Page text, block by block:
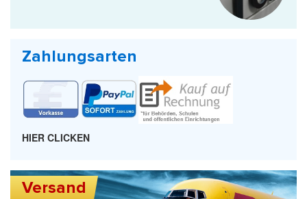
Zahlungsarten
HIER CLICKEN
Versand